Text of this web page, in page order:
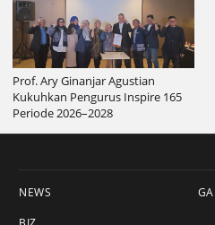
Prof. Ary Ginanjar Agustian
Kukuhkan Pengurus Inspire 165
Periode 2026–2028
NEWS